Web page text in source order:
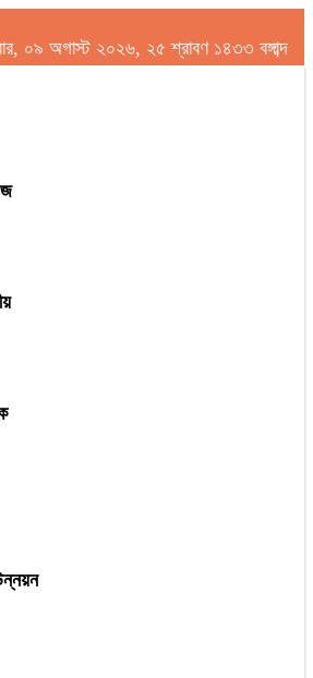
০৯ অগাস্ট ২০২৬, ২৫ শ্রাবণ ১৪৩৩ বঙ্গাব্দ